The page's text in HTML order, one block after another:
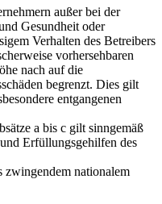
außer bei der
Gesundheit oder
Verhalten des Betreibers
vorhersehbaren
nach auf die
begrenzt. Dies gilt
entgangenen
a bis c gilt sinngemäß
Erfüllungsgehilfen des
zwingendem nationalem